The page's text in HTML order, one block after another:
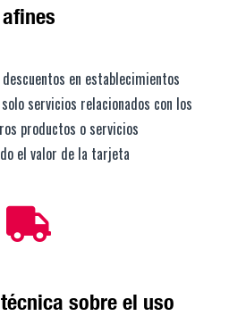
afines
en establecimientos
servicios relacionados con los
productos o servicios
el valor de la tarjeta
sobre el uso